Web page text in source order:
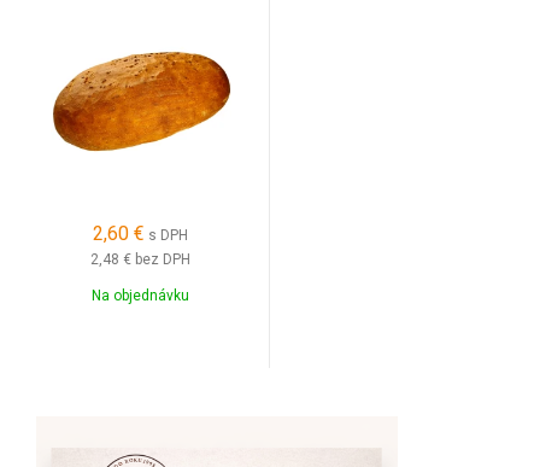
2,60 € s DPH
2,48 € bez DPH
Na objednávku